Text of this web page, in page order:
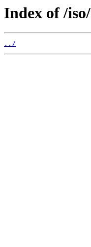
Index of /
../